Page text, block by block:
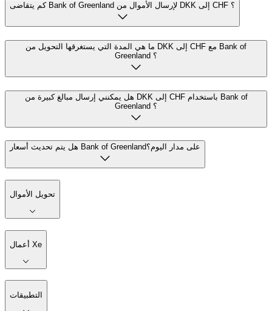
كم يتقاضى Bank of Greenland لإرسال الأموال من DKK إلى CHF ؟
ما هي المدة التي يستغرقها التحويل من DKK إلى CHF مع Bank of
Greenland ؟
هل يمكنني إرسال مبالغ كبيرة من DKK إلى CHF باستخدام Bank of
Greenland ؟
هل يتم تحديث أسعار Bank of Greenlandعلى مدار اليوم؟
تحويل الأموال
أعمال Xe
التطبيقات